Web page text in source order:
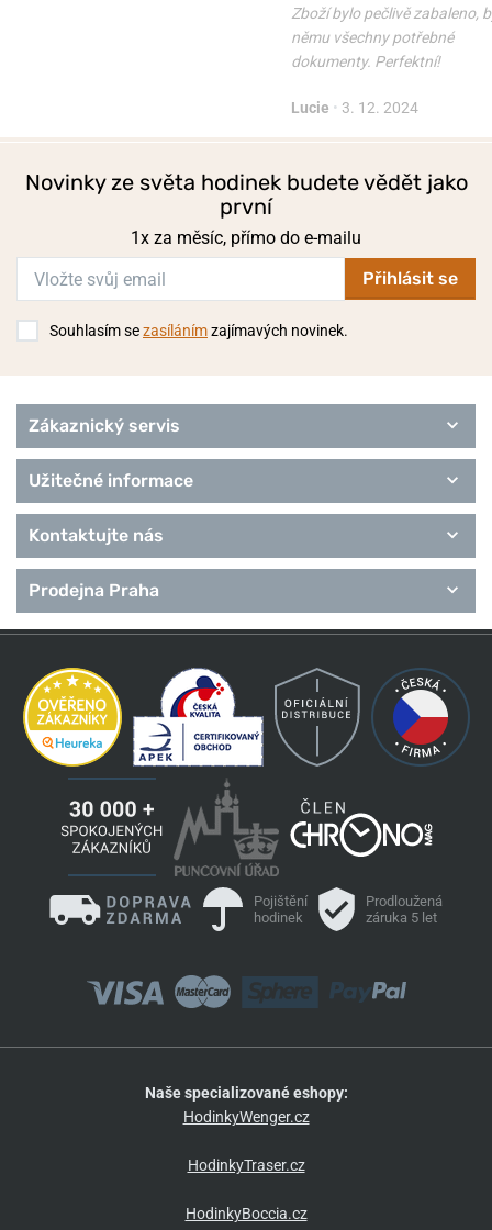
Zboží bylo pečlivě zabaleno,
němu všechny potřebné
dokumenty. Perfektní!
Lucie • 3. 12. 2024
Novinky ze světa hodinek budete vědět jako
první
1x za měsíc, přímo do e-mailu
Přihlásit se
Souhlasím sezasílánímzajímavých novinek.
Zákaznický servis
Užitečné informace
Kontaktujte nás
Prodejna Praha
Pojištění
hodinek
Prodloužená
záruka 5 let
Naše specializované eshopy:
HodinkyWenger.cz
HodinkyTraser.cz
HodinkyBoccia.cz